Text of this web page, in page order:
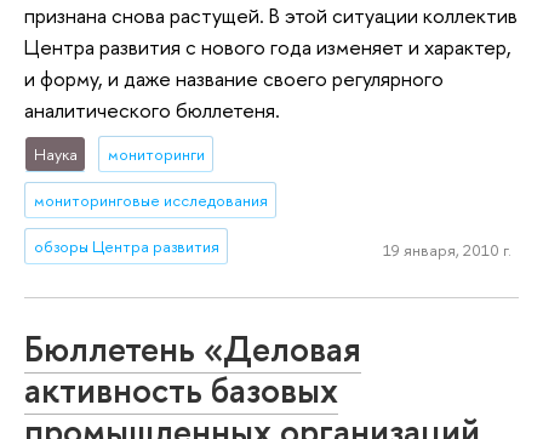
признана снова растущей. В этой ситуации коллектив
Центра развития с нового года изменяет и характер,
и форму, и даже название своего регулярного
аналитического бюллетеня.
Наука мониторинги
мониторинговые исследования
обзоры Центра развития 19 января, 2010 г.
Бюллетень «Деловая
активность базовых